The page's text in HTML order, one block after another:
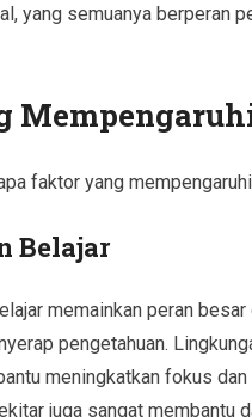
yang semuanya berperan
faktor yang
Belajar
memainkan peran
pengetahuan.
meningkatkan fokus
juga sangat membantu